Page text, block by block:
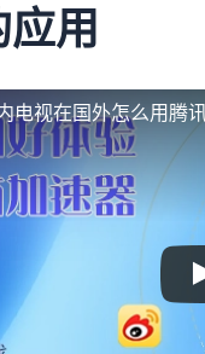
用
电视在国外怎么用腾